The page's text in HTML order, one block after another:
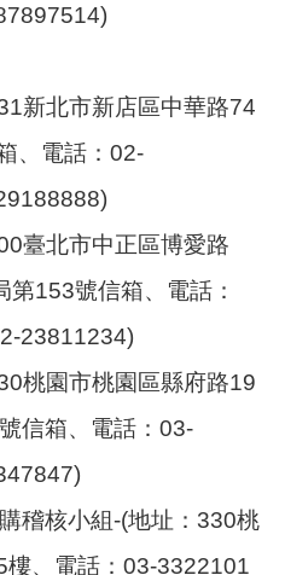
新北市新店區中華路74
、電話：02-
臺北市中正區博愛路
153號信箱、電話：
23811234)
桃園市桃園區縣府路19
信箱、電話：03-
稽核小組-(地址：330桃
樓、電話：03-3322101